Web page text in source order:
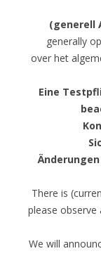
(generell
generally
over het
Eine
There is
please
We will